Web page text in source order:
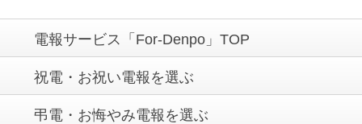
電報サービス「For-Denpo」TOP
祝電・お祝い電報を選ぶ
弔電・お悔やみ電報を選ぶ